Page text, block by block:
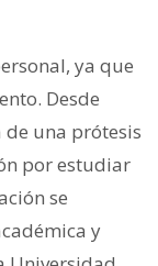
ya que
Desde
una prótesis
por estudiar
se
y